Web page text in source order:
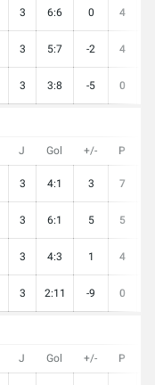
3 6:6 0 4
3 5:7 -2 4
3 3:8 -5 0
J Gol +/- P
3 4:1 3 7
3 6:1 5 5
3 4:3 1 4
3 2:11 -9 0
J Gol +/- P